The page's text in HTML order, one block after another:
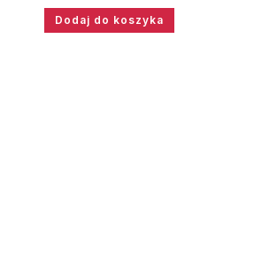
Dodaj do koszyka